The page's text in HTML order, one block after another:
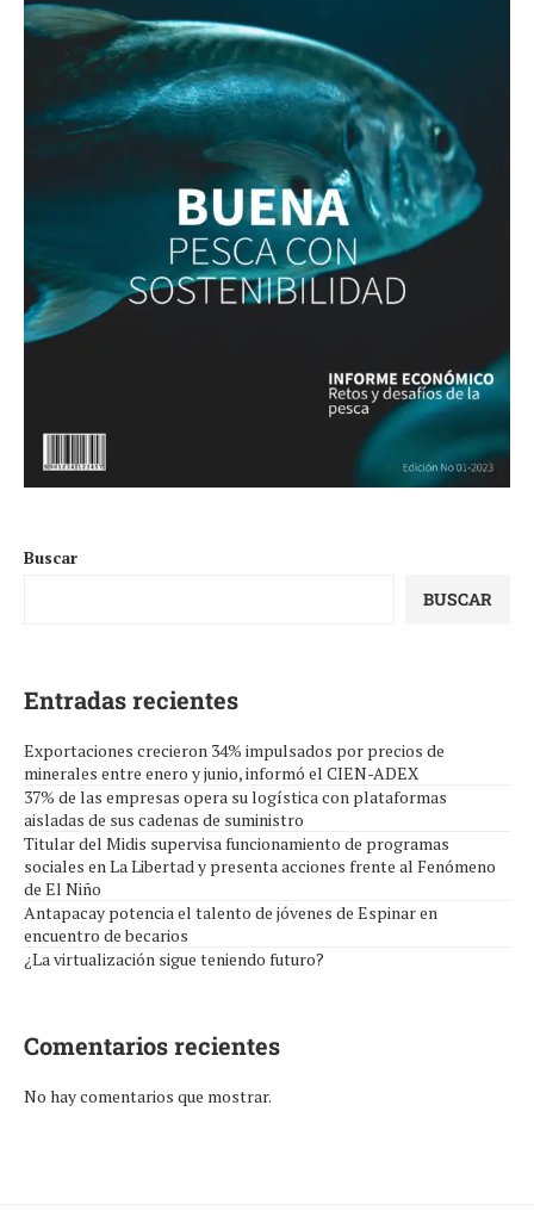
Buscar
BUSCAR
Entradas recientes
Exportaciones crecieron 34% impulsados por precios de
minerales entre enero y junio, informó el CIEN-ADEX
37% de las empresas opera su logística con plataformas
aisladas de sus cadenas de suministro
Titular del Midis supervisa funcionamiento de programas
sociales en La Libertad y presenta acciones frente al Fenómeno
de El Niño
Antapacay potencia el talento de jóvenes de Espinar en
encuentro de becarios
¿La virtualización sigue teniendo futuro?
Comentarios recientes
No hay comentarios que mostrar.